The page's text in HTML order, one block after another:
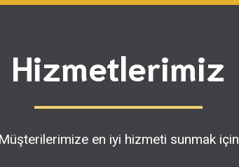
Hizmetlerimiz
Müşterilerimize en iyi hizmeti sunmak için